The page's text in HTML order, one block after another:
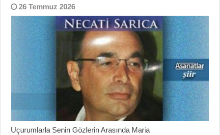
26 Temmuz 2026
Uçurumlarla Senin Gözlerin Arasında Maria